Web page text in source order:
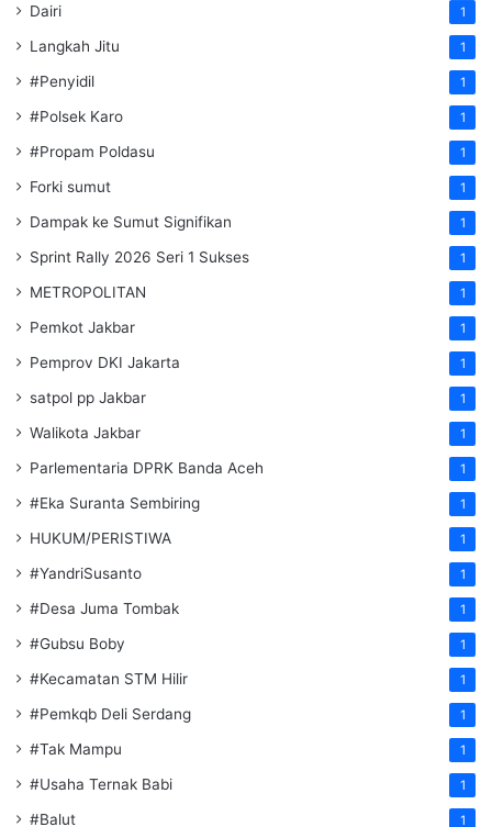
Dairi 1
Langkah Jitu 1
#Penyidil 1
#Polsek Karo 1
#Propam Poldasu 1
Forki sumut 1
Dampak ke Sumut Signifikan 1
Sprint Rally 2026 Seri 1 Sukses 1
METROPOLITAN 1
Pemkot Jakbar 1
Pemprov DKI Jakarta 1
satpol pp Jakbar 1
Walikota Jakbar 1
Parlementaria DPRK Banda Aceh 1
#Eka Suranta Sembiring 1
HUKUM/PERISTIWA 1
#YandriSusanto 1
#Desa Juma Tombak 1
#Gubsu Boby 1
#Kecamatan STM Hilir 1
#Pemkqb Deli Serdang 1
#Tak Mampu 1
#Usaha Ternak Babi 1
#Balut 1